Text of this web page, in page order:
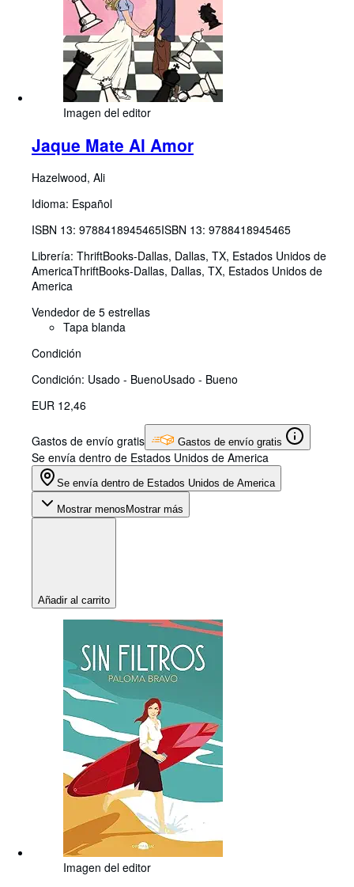
Imagen del editor
Jaque Mate Al Amor
Hazelwood, Ali
Idioma: Español
ISBN 13: 9788418945465ISBN 13: 9788418945465
Librería: ThriftBooks-Dallas, Dallas, TX, Estados Unidos de
AmericaThriftBooks-Dallas, Dallas, TX, Estados Unidos de
America
Vendedor de 5 estrellas
Tapa blanda
Condición
Condición: Usado - BuenoUsado - Bueno
EUR 12,46
Gastos de envío gratis Gastos de envío gratis
Se envía dentro de Estados Unidos de America
Se envía dentro de Estados Unidos de America
Mostrar menos Mostrar más
Añadir al carrito
Imagen del editor